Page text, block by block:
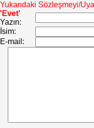
Yukarıdaki Sözleşmeyi/
'Evet'
Yazın:
İsim:
E-mail: